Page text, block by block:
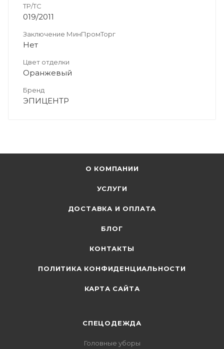
ТР/ТС
019/2011
Заключение МинПромТорг
Нет
Цвет отделки
Оранжевый
Бренд
ЭПИЦЕНТР
О КОМПАНИИ
УСЛУГИ
ДОСТАВКА И ОПЛАТА
БЛОГ
КОНТАКТЫ
ПОЛИТИКА КОНФИДЕНЦИАЛЬНОСТИ
КАРТА САЙТА
СПЕЦОДЕЖДА
Головные уборы